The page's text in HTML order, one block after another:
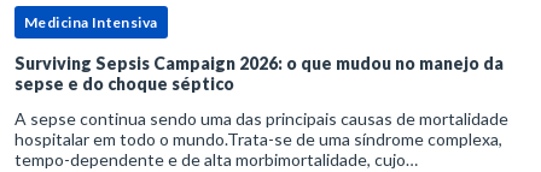
Medicina Intensiva
Surviving Sepsis Campaign 2026: o que mudou no manejo da
sepse e do choque séptico
A sepse continua sendo uma das principais causas de mortalidade
hospitalar em todo o mundo.Trata-se de uma síndrome complexa,
tempo-dependente e de alta morbimortalidade, cujo